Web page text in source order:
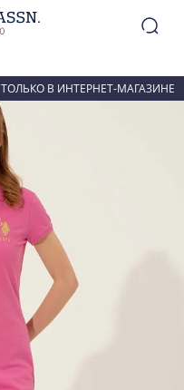
ТОЛЬКО В ИНТЕРНЕТ-МАГАЗИНЕ